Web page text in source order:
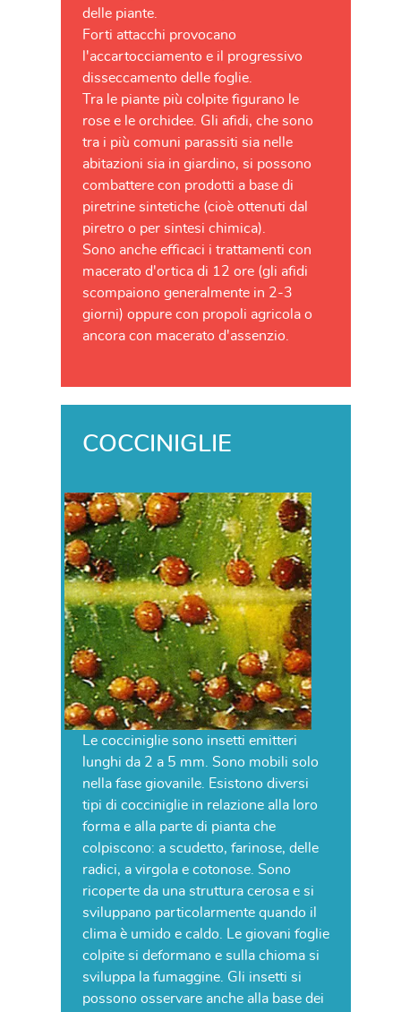
delle piante.
Forti attacchi provocano
l'accartocciamento e il progressivo
disseccamento delle foglie.
Tra le piante più colpite figurano le
rose e le orchidee. Gli afidi, che sono
tra i più comuni parassiti sia nelle
abitazioni sia in giardino, si possono
combattere con prodotti a base di
piretrine sintetiche (cioè ottenuti dal
piretro o per sintesi chimica).
Sono anche efficaci i trattamenti con
macerato d'ortica di 12 ore (gli afidi
scompaiono generalmente in 2-3
giorni) oppure con propoli agricola o
ancora con macerato d'assenzio.
COCCINIGLIE
Le cocciniglie sono insetti emitteri
lunghi da 2 a 5 mm. Sono mobili solo
nella fase giovanile. Esistono diversi
tipi di cocciniglie in relazione alla loro
forma e alla parte di pianta che
colpiscono: a scudetto, farinose, delle
radici, a virgola e cotonose. Sono
ricoperte da una struttura cerosa e si
sviluppano particolarmente quando il
clima è umido e caldo. Le giovani foglie
colpite si deformano e sulla chioma si
sviluppa la fumaggine. Gli insetti si
possono osservare anche alla base dei